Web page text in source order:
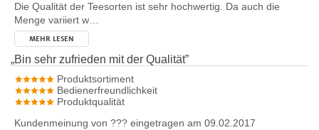
Die Qualität der Teesorten ist sehr hochwertig. Da auch die
Menge variiert w…
MEHR LESEN
„Bin sehr zufrieden mit der Qualität”
Produktsortiment
Bedienerfreundlichkeit
Produktqualität
Kundenmeinung von ??? eingetragen am 09.02.2017